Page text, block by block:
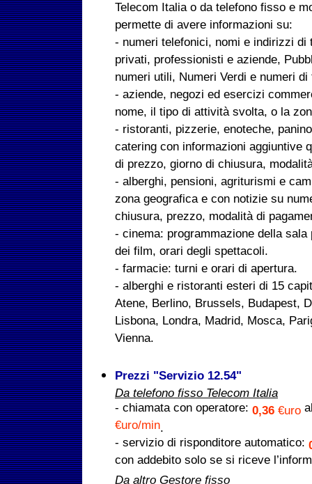
Telecom Italia o da telefono fisso e
permette di avere informazioni su:
- numeri telefonici, nomi e indirizzi
privati, professionisti e aziende,
numeri utili, Numeri Verdi e numeri
- aziende, negozi ed esercizi
nome, il tipo di attività svolta, o la
- ristoranti, pizzerie, enoteche,
catering con informazioni aggiuntive
di prezzo, giorno di chiusura,
- alberghi, pensioni, agriturismi e
zona geografica e con notizie su
chiusura, prezzo, modalità di
- cinema: programmazione della
dei film, orari degli spettacoli.
- farmacie: turni e orari di apertura.
- alberghi e ristoranti esteri di 15
Atene, Berlino, Brussels, Budapest,
Lisbona, Londra, Madrid, Mosca,
Vienna.
Prezzi "Servizio 12.54"
Da telefono fisso Telecom Italia
- chiamata con operatore: 0,36 €uro
€uro/min.
- servizio di risponditore automatico:
con addebito solo se si riceve
Da altro Gestore fisso